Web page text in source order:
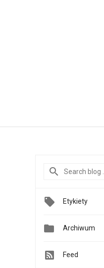
Etykiety
 Archiwum
Feed